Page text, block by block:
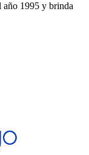
año 1995 y brinda